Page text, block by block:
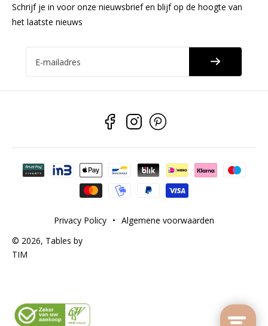
Schrijf je in voor onze nieuwsbrief en blijf op de hoogte van
het laatste nieuws
E-mailadres
© 2026, Tables by
TIM
Privacy Policy • Algemene voorwaarden